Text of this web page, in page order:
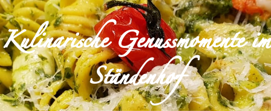
Kulinarische Genussmomente im
Ständenhof